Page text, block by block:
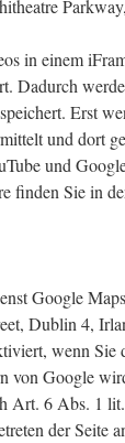
in einem
Dadurch
Erst
und dort
und
finden Sie in
Google
Dublin 4,
wenn Sie
von Google
Art. 6 Abs. 1
der Seite